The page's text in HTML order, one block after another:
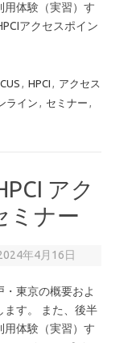
用体験（実習）す
アクセスポイン
, HPCI , アクセス
ライン , セミナー ,
アク
ミナー
年4月16日
東京の概要およ
ます。 また、後半
用体験（実習）す